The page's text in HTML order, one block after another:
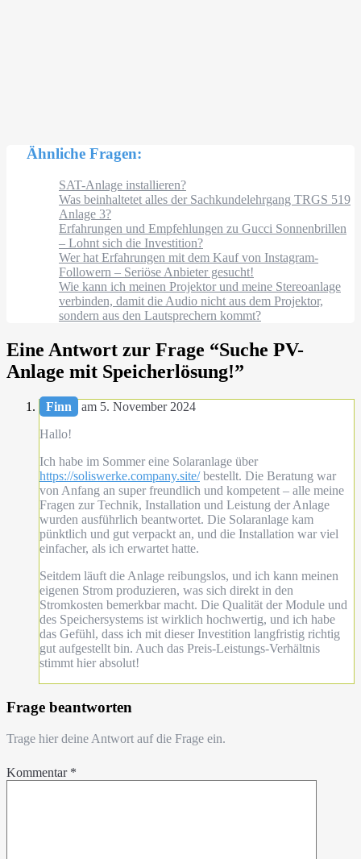
Ähnliche Fragen:
SAT-Anlage installieren?
Was beinhaltetet alles der Sachkundelehrgang TRGS 519
Anlage 3?
Erfahrungen und Empfehlungen zu Gucci Sonnenbrillen
– Lohnt sich die Investition?
Wer hat Erfahrungen mit dem Kauf von Instagram-
Followern – Seriöse Anbieter gesucht!
Wie kann ich meinen Projektor und meine Stereoanlage
verbinden, damit die Audio nicht aus dem Projektor,
sondern aus den Lautsprechern kommt?
Eine Antwort zur Frage “Suche PV-
Anlage mit Speicherlösung!”
Finn
am 5. November 2024
Hallo!
Ich habe im Sommer eine Solaranlage über
https://soliswerke.company.site/bestellt. Die Beratung war
von Anfang an super freundlich und kompetent – alle meine
Fragen zur Technik, Installation und Leistung der Anlage
wurden ausführlich beantwortet. Die Solaranlage kam
pünktlich und gut verpackt an, und die Installation war viel
einfacher, als ich erwartet hatte.
Seitdem läuft die Anlage reibungslos, und ich kann meinen
eigenen Strom produzieren, was sich direkt in den
Stromkosten bemerkbar macht. Die Qualität der Module und
des Speichersystems ist wirklich hochwertig, und ich habe
das Gefühl, dass ich mit dieser Investition langfristig richtig
gut aufgestellt bin. Auch das Preis-Leistungs-Verhältnis
stimmt hier absolut!
Frage beantworten
Trage hier deine Antwort auf die Frage ein.
Kommentar *